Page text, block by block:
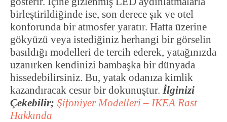
birleştirildiğinde ise, son derece şık ve otel
konforunda bir atmosfer yaratır. Hatta üzerine
gökyüzü veya istediğiniz herhangi bir görselin
basıldığı modelleri de tercih ederek, yatağınızda
uzanırken kendinizi bambaşka bir dünyada
hissedebilirsiniz. Bu, yatak odanıza kimlik
kazandıracak cesur bir dokunuştur. İlginizi
Çekebilir; Şifoniyer Modelleri – IKEA Rast
Hakkında